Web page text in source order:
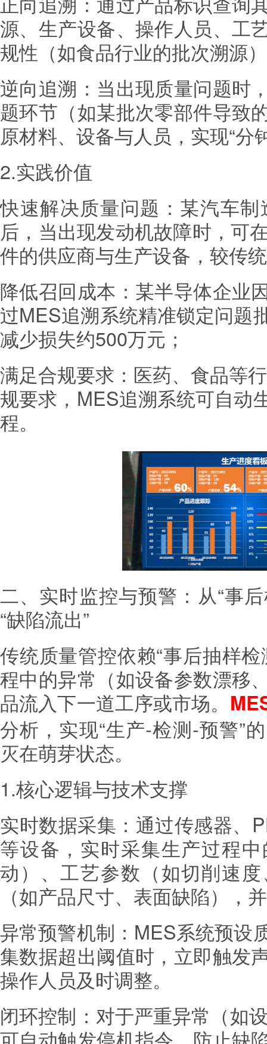
源、生产设备、操作人员、工
规性（如食品行业的批次溯源
逆向追溯：当出现质量问题时
题环节（如某批次零部件导致
原材料、设备与人员，实现“分
2.实践价值
快速解决质量问题：某汽车
后，当出现发动机故障时，可
件的供应商与生产设备，较传
降低召回成本：某半导体企业
过MES追溯系统精准锁定问题
减少损失约500万元；
满足合规要求：医药、食品等
规要求，MES追溯系统可自动
程。
二、实时监控与预警：从“事
“缺陷流出”
传统质量管控依赖“事后抽样
程中的异常（如设备参数漂移
品流入下一道工序或市场。
分析，实现“生产-检测-预警”
灭在萌芽状态。
1.核心逻辑与技术支撑
实时数据采集：通过传感器、
等设备，实时采集生产过程
动）、工艺参数（如切削速
（如产品尺寸、表面缺陷），
异常预警机制：MES系统预设
集数据超出阈值时，立即触发
操作人员及时调整。
闭环控制：对于严重异常（如